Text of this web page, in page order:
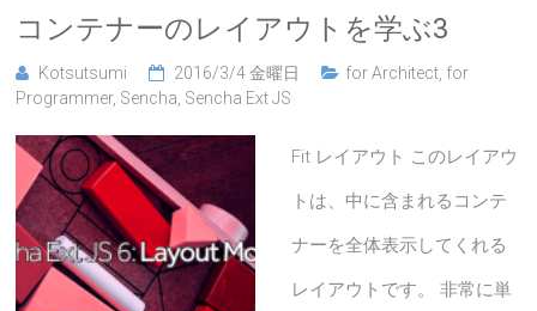
コンテナーのレイアウトを学ぶ3
Kotsutsumi 2016/3/4 金曜日 for Architect for
Programmer, Sencha Sencha Ext JS
Fit レイアウト このレイアウ
トは、中に含まれるコンテ
ナーを全体表示してくれる
レイアウトです。 非常に単